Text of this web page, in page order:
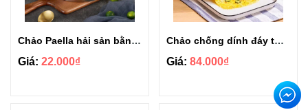
Chảo Paella hải sản bằng thép không gỉ size 21cm Bạc
Giá: 22.000₫
Chảo chống dính đáy từ chữ nhật chiên trứng cuộn tiện lợi
Giá: 84.000₫